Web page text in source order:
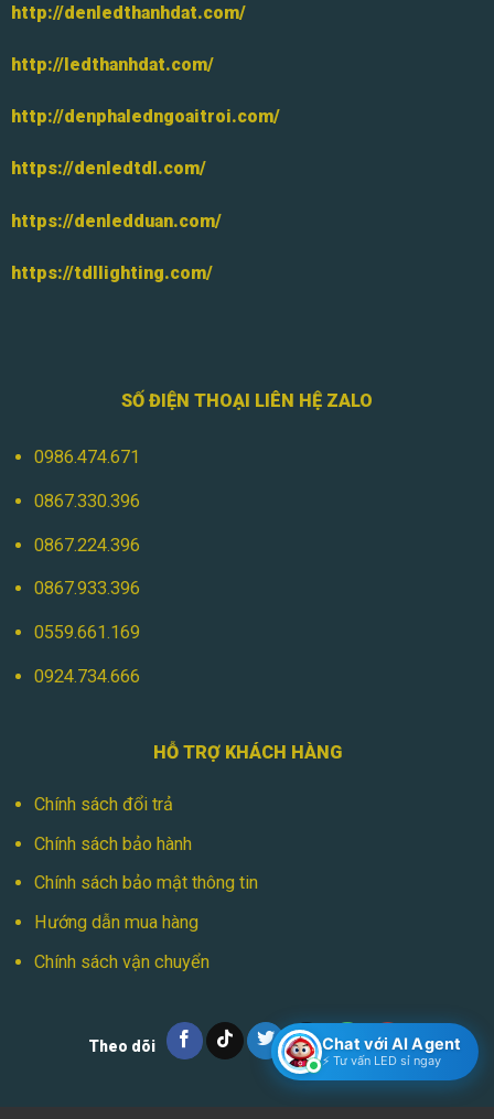
http://denledthanhdat.com/
http://ledthanhdat.com/
http://denphaledngoaitroi.com/
https://denledtdl.com/
https://denledduan.com/
https://tdllighting.com/
SỐ ĐIỆN THOẠI LIÊN HỆ ZALO
0986.474.671
0867.330.396
0867.224.396
0867.933.396
0559.661.169
0924.734.666
HỖ TRỢ KHÁCH HÀNG
Chính sách đổi trả
Chính sách bảo hành
Chính sách bảo mật thông tin
Hướng dẫn mua hàng
Chính sách vận chuyển
Theo dõi Chat với AI Agent
⚡ Tư vấn LED sỉ ngay